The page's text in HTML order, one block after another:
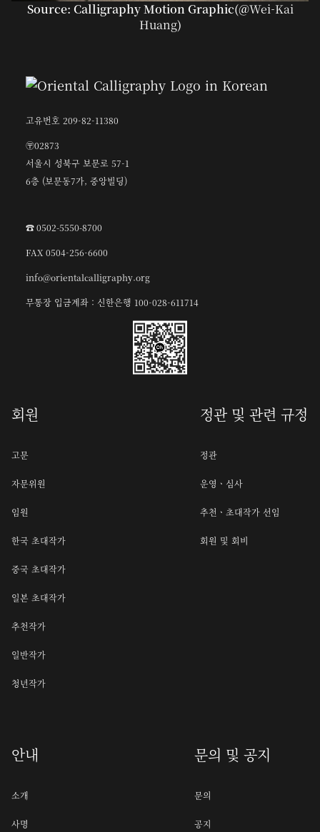
Source: Calligraphy Motion Graphic(@Wei-Kai
Huang)
고유번호 209-82-11380
〶02873
서울시 성북구 보문로 57-1
6층 (보문동7가, 중앙빌딩)
☎︎ 0502-5550-8700
FAX 0504-256-6600
info@orientalcalligraphy.org
무통장 입금계좌 : 신한은행 100-028-611714
회원
고문
자문위원
임원
한국 초대작가
중국 초대작가
일본 초대작가
추천작가
일반작가
청년작가
정관 및 관련 규정
정관
운영ㆍ심사
추천ㆍ초대작가 선임
회원 및 회비
안내
소개
사명
문의 및 공지
문의
공지